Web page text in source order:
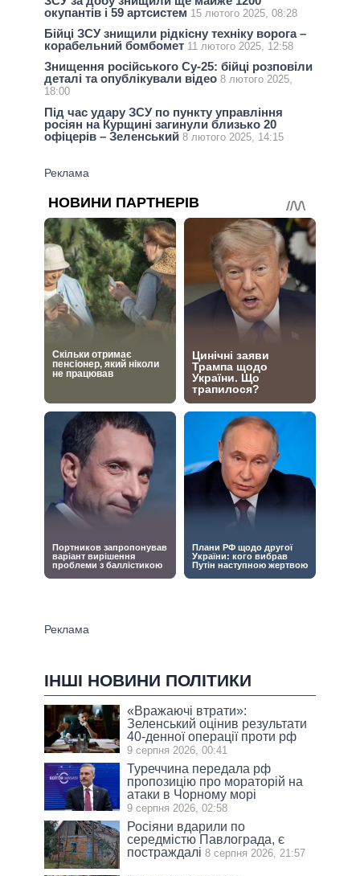
окупантів і 59 артсистем 15 лютого 2025, 08:28
Бійці ЗСУ знищили рідкісну техніку ворога –
корабельний бомбомет 11 лютого 2025, 12:58
Знищення російського Су-25: бійці розповіли
деталі та опублікували відео 8 лютого 2025,
18:00
Під час удару ЗСУ по пункту управління
росіян на Курщині загинули близько 20
офіцерів – Зеленський 8 лютого 2025, 14:15
ІНШІ НОВИНИ ПОЛІТИКИ
«Вражаючі втрати»:
Зеленський оцінив результати
40-денної операції проти рф
9 серпня 2026, 00:41
Туреччина передала рф
пропозицію про мораторій на
атаки в Чорному морі
9 серпня 2026, 02:58
Росіяни вдарили по
середмістю Павлограда, є
постраждалі 8 серпня 2026, 21:57